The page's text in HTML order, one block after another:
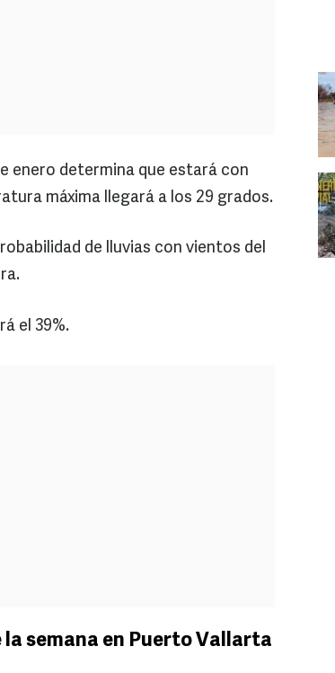
enero determina que estará con
máxima llegará a los 29 grados.
de lluvias con vientos del
el 39%.
semana en Puerto Vallarta